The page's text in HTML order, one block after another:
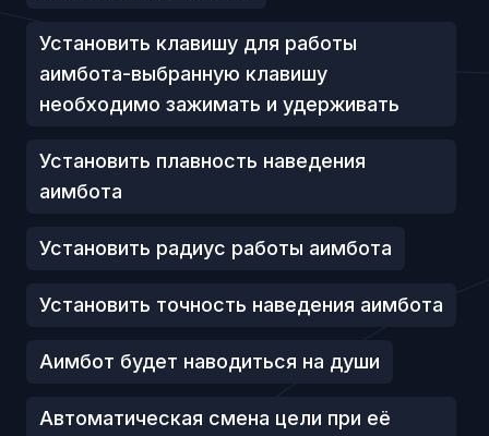
Установить клавишу для работы
аимбота-выбранную клавишу
необходимо зажимать и удерживать
Установить плавность наведения
аимбота
Установить радиус работы аимбота
Установить точность наведения аимбота
Аимбот будет наводиться на души
Автоматическая смена цели при её